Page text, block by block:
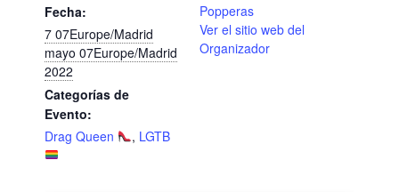
Fecha:
7 07Europe/Madrid
mayo 07Europe/Madrid
2022
Categorías de
Evento:
Drag Queen
, LGTB
Popperas
Ver el sitio web del
Organizador